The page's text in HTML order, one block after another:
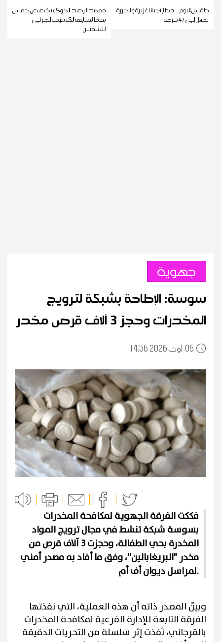
طقس اليوم ...أمطار أحيانا غزيرة و الحرارة
تصل إلى 47 درجة
معهد الرصد الجوي يخصص خمس
نقاط لمتابعة الكسوف الجزئي
للشمس
جهوية
سوسة: الإطاحة بشبكة لترويج
المخدرات وحجز 3 آلاف قرص مخدر
0614:56 2026 أوت
فككت الفرقة الجهوية لمكافحة المخدرات
بسوسة شبكة تنشط في مجال ترويج المواد
المخدرة بحي الطفالة، وحجزت 3 آلاف قرص من
مخدر "البريغابالين''، وفق ما أفاد به مصدر أمني
لمراسل ديوان أف أم.
وبيّن المصدر ذاته أن هذه العملية، التي نفذتها
الفرقة التابعة للإدارة الفرعية لمكافحة المخدرات
بالقرجاني، نُفذت إثر سلسلة من التحريات الدقيقة